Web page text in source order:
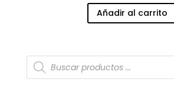
Añadir al carrito
Búsqueda
de
productos